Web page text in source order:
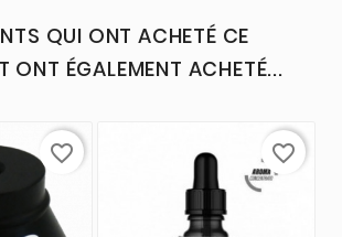
QUI ONT ACHETÉ CE
ONT ÉGALEMENT ACHETÉ...
favorite_border favorite_border